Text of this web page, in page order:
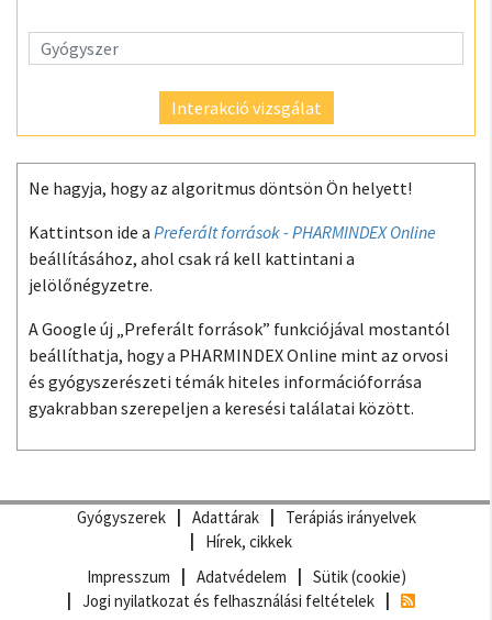
Interakció vizsgálat
Ne hagyja, hogy az algoritmus döntsön Ön helyett!
Kattintson ide a Preferált források - PHARMINDEX Online
beállításához, ahol csak rá kell kattintani a
jelölőnégyzetre.
A Google új „Preferált források” funkciójával mostantól
beállíthatja, hogy a PHARMINDEX Online mint az orvosi
és gyógyszerészeti témák hiteles információforrása
gyakrabban szerepeljen a keresési találatai között.
Gyógyszerek Adattárak
Terápiás irányelvek
Hírek, cikkek
Impresszum
Adatvédelem
Sütik (cookie)
Jogi nyilatkozat és felhasználási feltételek